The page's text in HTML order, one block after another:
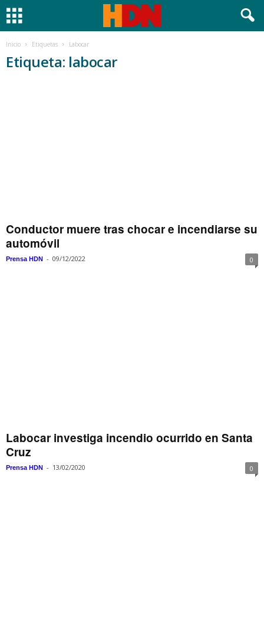
Inicio Etiquetas Labocar
Etiqueta: labocar
Conductor muere tras chocar e incendiarse su
automóvil
Prensa HDN - 09/12/2022 0
Labocar investiga incendio ocurrido en Santa
Cruz
Prensa HDN - 13/02/2020 0